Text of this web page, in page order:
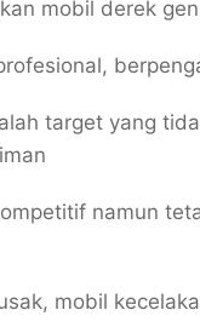
mobil derek
target yang
namun
mobil